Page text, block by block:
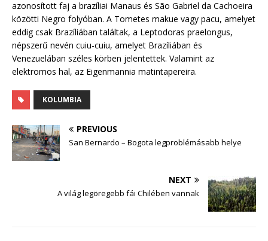
azonosított faj a brazíliai Manaus és São Gabriel da Cachoeira
közötti Negro folyóban. A Tometes makue vagy pacu, amelyet
eddig csak Brazíliában találtak, a Leptodoras praelongus,
népszerű nevén cuiu-cuiu, amelyet Brazíliában és
Venezuelában széles körben jelentettek. Valamint az
elektromos hal, az Eigenmannia matintapereira.
KOLUMBIA
PREVIOUS
San Bernardo – Bogota legproblémásabb helye
NEXT
A világ legöregebb fái Chilében vannak